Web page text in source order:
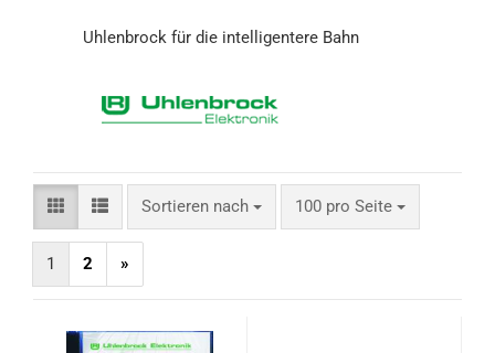
Uhlenbrock für die intelligentere Bahn
Sortieren nach
Sortieren nach 100 pro Seite
pro Seite
1 2 »